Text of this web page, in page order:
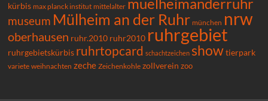
kürbis max planck institut mittelalter muelheimanderruhr
museum Mülheim an der Ruhr münchen nrw
oberhausen ruhr.2010 ruhr2010 ruhrgebiet
ruhrgebietskürbis ruhrtopcard schachtzeichen show tierpark
variete weihnachten zeche Zeichenkohle zollverein zoo